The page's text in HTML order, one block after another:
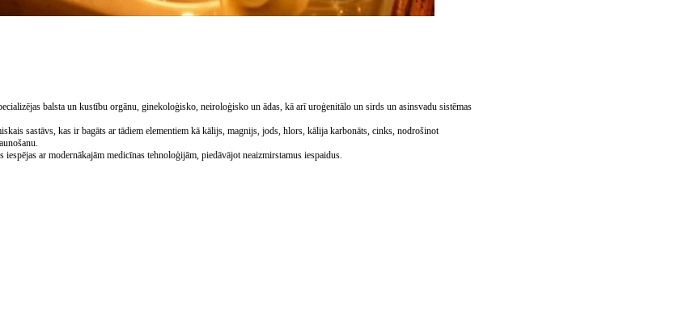
balsta un kustību orgānu, ginekoloģisko, neiroloģisko un ādas, kā arī uroģenitālo un sirds un asinsvadu sistēmas
sastāvs, kas ir bagāts ar tādiem elementiem kā kālijs, magnijs, jods, hlors, kālija karbonāts, cinks, nodrošinot
iespējas ar modernākajām medicīnas tehnoloģijām, piedāvājot neaizmirstamus iespaidus.